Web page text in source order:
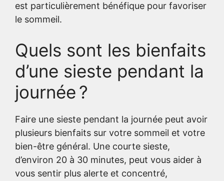
est particulièrement bénéfique pour favoriser
le sommeil.
Quels sont les bienfaits
d’une sieste pendant la
journée ?
Faire une sieste pendant la journée peut avoir
plusieurs bienfaits sur votre sommeil et votre
bien-être général. Une courte sieste,
d’environ 20 à 30 minutes, peut vous aider à
vous sentir plus alerte et concentré,